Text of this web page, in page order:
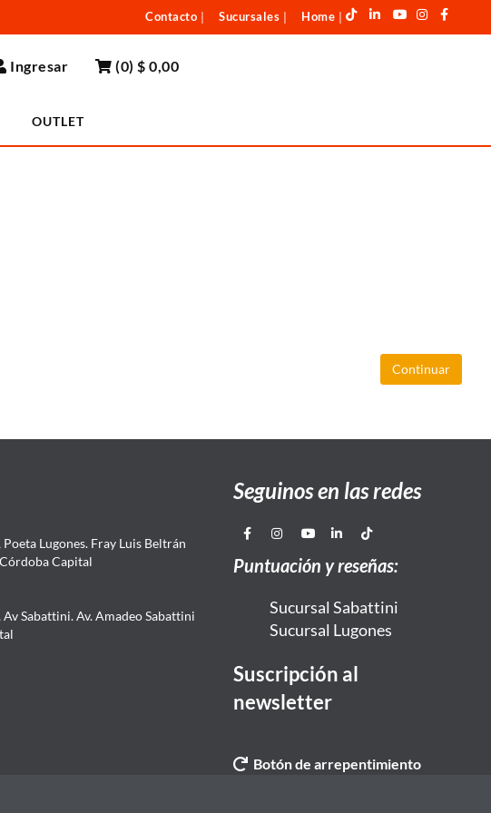
Contacto Sucursales Home
Ingresar (0)$ 0,00
OUTLET
Continuar
Lugones. Fray Luis Beltrán
Capital
Sabattini. Av. Amadeo Sabattini
Seguinos en las redes
Puntuación y reseñas:
Sucursal Sabattini
Sucursal Lugones
Suscripción al
newsletter
Botón de arrepentimiento